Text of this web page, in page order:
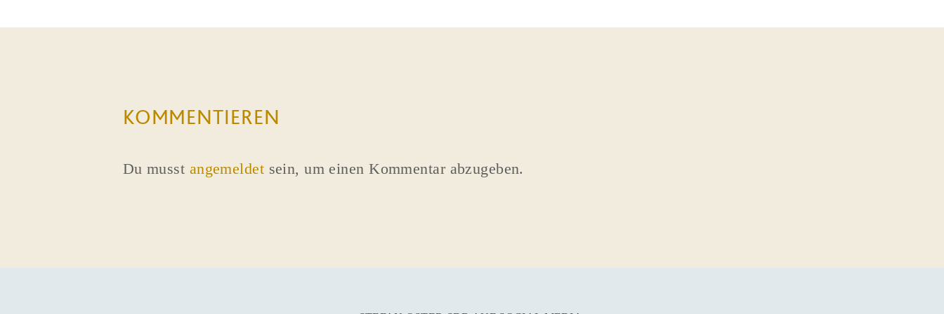
KOMMENTIEREN
Du musst angemeldet sein, um einen Kommentar abzugeben.